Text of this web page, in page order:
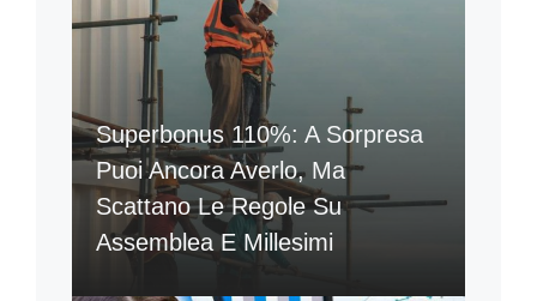
Superbonus 110%: A Sorpresa
Puoi Ancora Averlo, Ma
Scattano Le Regole Su
Assemblea E Millesimi